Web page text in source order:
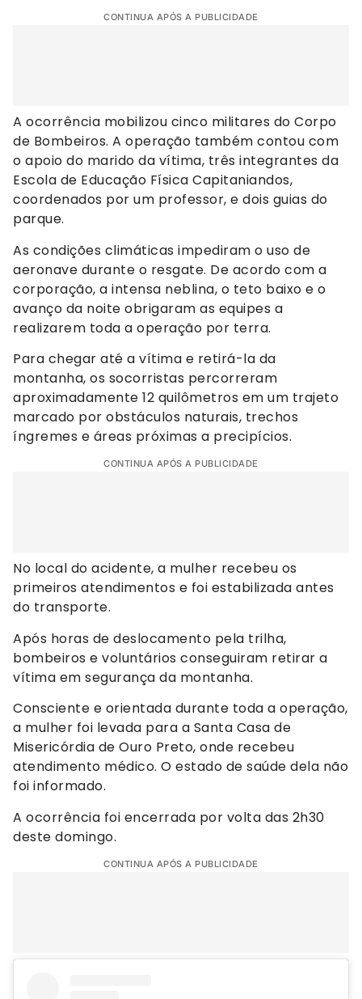
CONTINUA APÓS A PUBLICIDADE
A ocorrência mobilizou cinco militares do Corpo
de Bombeiros. A operação também contou com
o apoio do marido da vítima, três integrantes da
Escola de Educação Física Capitaniandos,
coordenados por um professor, e dois guias do
parque.
As condições climáticas impediram o uso de
aeronave durante o resgate. De acordo com a
corporação, a intensa neblina, o teto baixo e o
avanço da noite obrigaram as equipes a
realizarem toda a operação por terra.
Para chegar até a vítima e retirá-la da
montanha, os socorristas percorreram
aproximadamente 12 quilômetros em um trajeto
marcado por obstáculos naturais, trechos
íngremes e áreas próximas a precipícios.
CONTINUA APÓS A PUBLICIDADE
No local do acidente, a mulher recebeu os
primeiros atendimentos e foi estabilizada antes
do transporte.
Após horas de deslocamento pela trilha,
bombeiros e voluntários conseguiram retirar a
vítima em segurança da montanha.
Consciente e orientada durante toda a operação,
a mulher foi levada para a Santa Casa de
Misericórdia de Ouro Preto, onde recebeu
atendimento médico. O estado de saúde dela não
foi informado.
A ocorrência foi encerrada por volta das 2h30
deste domingo.
CONTINUA APÓS A PUBLICIDADE